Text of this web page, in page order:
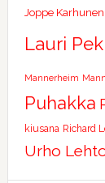
Joppe Karhunen
Lauri
Mannerheim
Puhakka
kiusana Richard
Urho